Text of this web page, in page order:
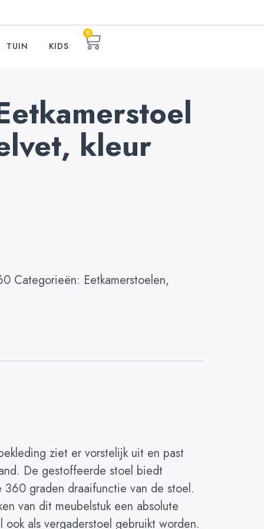
TUIN KIDS
0
kleur
Categorieën: Eetkamerstoelen,
ziet er vorstelijk uit en past
De gestoffeerde stoel biedt
graden draaifunctie van de stoel.
van dit meubelstuk een absolute
als vergaderstoel gebruikt worden.